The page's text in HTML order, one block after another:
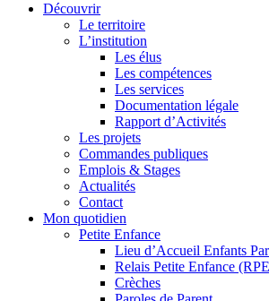
Découvrir
Le territoire
L’institution
Les élus
Les compétences
Les services
Documentation légale
Rapport d’Activités
Les projets
Commandes publiques
Emplois & Stages
Actualités
Contact
Mon quotidien
Petite Enfance
Lieu d’Accueil Enfants
Relais Petite Enfance
Crèches